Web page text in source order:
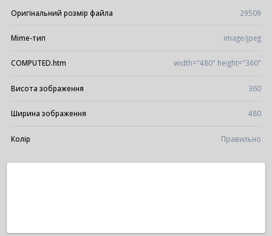
Оригінальний розмір файла 29509
Mime-тип image/jpeg
COMPUTED.htm width="480" height="360"
Висота зображення 360
Ширина зображення 480
Колір Правильно